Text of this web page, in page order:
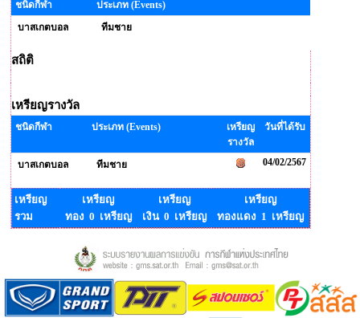
ชนิดกีฬา
ประเภท (Events)
บาสเกตบอล
ทีมชาย
สถิติ
เหรียญรางวัล
ชนิดกีฬา ประเภท (Events)
เหรียญ
รางวัล
วันที่ได้รับ
บาสเกตบอล ทีมชาย 04/02/2567
เหรียญ
รวม
เหรียญ
ทอง 0 เหรียญ
เหรียญ
เงิน 0 เหรียญ
เหรียญ
ทองแดง 1 เหรียญ